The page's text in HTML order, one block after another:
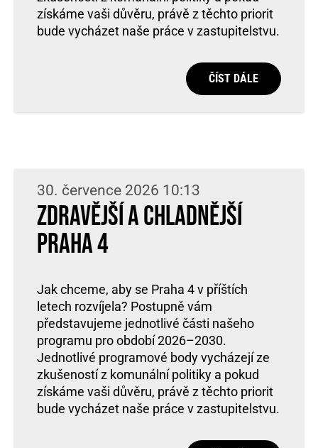
získáme vaši důvěru, právě z těchto priorit
bude vycházet naše práce v zastupitelstvu.
ČÍST DÁLE
30. července 2026 10:13
Zdravější a chladnější
Praha 4
Jak chceme, aby se Praha 4 v příštích
letech rozvíjela? Postupně vám
představujeme jednotlivé části našeho
programu pro období 2026–2030.
Jednotlivé programové body vycházejí ze
zkušeností z komunální politiky a pokud
získáme vaši důvěru, právě z těchto priorit
bude vycházet naše práce v zastupitelstvu.